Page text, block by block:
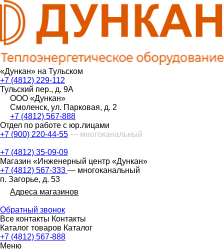
«Дункан» на Тульском
+7 (4812) 229-112
Тульский пер., д. 9А
ООО «Дункан»
Смоленск, ул. Парковая, д. 2
+7 (4812) 567-888
Отдел по работе с юр.лицами
+7 (900) 220-44-55 — многоканальный
+7 (4812) 35-09-09
Магазин «Инженерный центр «Дункан»
+7 (4812) 567-333 — многоканальный
п. Загорье, д. 53
Адреса магазинов
Обратный звонок
Все контакты Контакты
Каталог товаров Каталог
+7 (4812) 567-888
Меню